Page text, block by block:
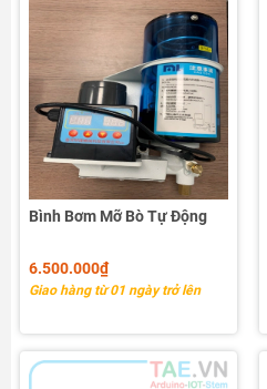
Bình Bơm Mỡ Bò Tự Động
6.500.000₫
Giao hàng từ 01 ngày trở lên